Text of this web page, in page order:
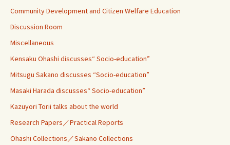
Community Development and Citizen Welfare Education
Discussion Room
Miscellaneous
Kensaku Ohashi discusses“ Socio-education”
Mitsugu Sakano discusses “Socio-education”
Masaki Harada discusses“ Socio-education”
Kazuyori Torii talks about the world
Research Papers／Practical Reports
Ohashi Collections／Sakano Collections